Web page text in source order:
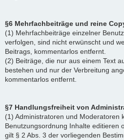
§6 Mehrfachbeiträge und reine
(1) Mehrfachbeiträge einzelner
verfolgen, sind nicht erwünscht und
Beitrags, kommentarlos entfernt.
(2) Beiträge, die nur aus einem Text
bestehen und nur der Verbreitung
kommentarlos entfernt.
§7 Handlungsfreiheit von
(1) Administratoren und Moderatoren
Benutzungsordnung Inhalte editieren
gilt § 2 Abs. 3 der vorliegenden